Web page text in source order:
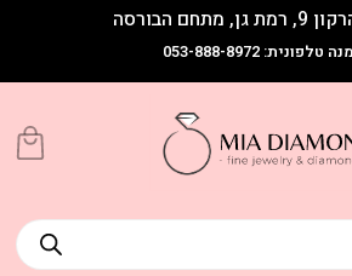
הבורסה
053-888-8972